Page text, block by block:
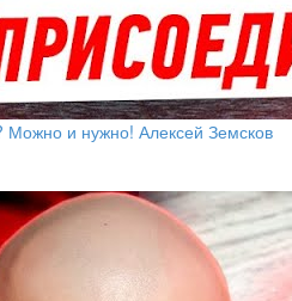
Можно и нужно! Алексей Земсков